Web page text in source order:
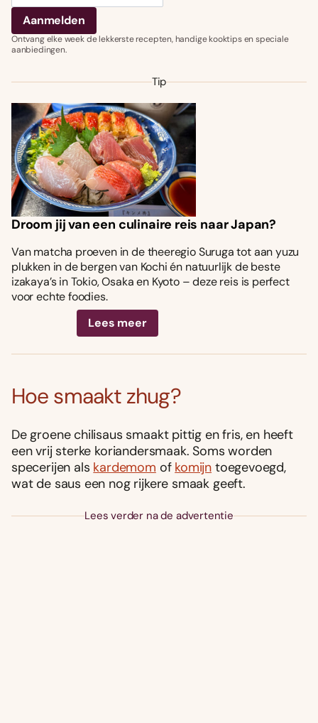
Ontvang elke week de lekkerste recepten, handige kooktips en speciale
aanbiedingen.
Tip
Droom jij van een culinaire reis naar Japan?
Van matcha proeven in de theeregio Suruga tot aan yuzu
plukken in de bergen van Kochi én natuurlijk de beste
izakaya’s in Tokio, Osaka en Kyoto – deze reis is perfect
voor echte foodies.
Lees meer
Hoe smaakt zhug?
De groene chilisaus smaakt pittig en fris, en heeft
een vrij sterke koriandersmaak. Soms worden
specerijen als kardemom of komijn toegevoegd,
wat de saus een nog rijkere smaak geeft.
Lees verder na de advertentie